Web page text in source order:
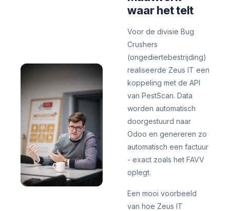
waar het telt
Voor de divisie Bug
Crushers
(ongediertebestrijding)
realiseerde Zeus IT een
koppeling met de API
van PestScan. Data
worden automatisch
doorgestuurd naar
Odoo en genereren zo
automatisch een factuur
- exact zoals het FAVV
oplegt.
Een mooi voorbeeld
van hoe Zeus IT